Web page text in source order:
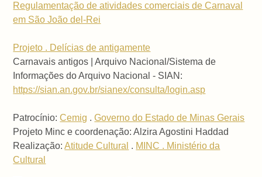
Regulamentação de atividades comerciais de Carnaval
em São João del-Rei
Projeto . Delícias de antigamente
Carnavais antigos | Arquivo Nacional/Sistema de
Informações do Arquivo Nacional - SIAN:
https://sian.an.gov.br/sianex/consulta/login.asp
Patrocínio:Cemig .Governo do Estado de Minas Gerais
Projeto Minc e coordenação: Alzira Agostini Haddad
Realização:Atitude Cultural . MINC . Ministério da
Cultural